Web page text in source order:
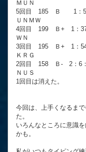
ＭＵＮ
5回目 185 Ｂ 1：
ＵＮＭＷ
4回目 199 Ｂ+ 1：
ＷＮ
3回目 195 Ｂ+ 1：
ＫＲＧ
2回目 158 Ｂ- 2：6
ＮＵＳ
1回目は消えた。
今回は、上手くなるま
た。
いろんなところに意識
かも。